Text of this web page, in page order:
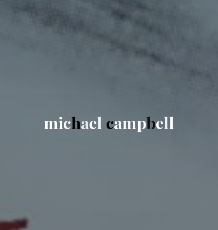
michael campbell